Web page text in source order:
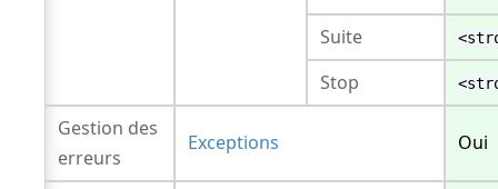
Suite
Stop
Gestion des
erreurs
Exceptions Oui